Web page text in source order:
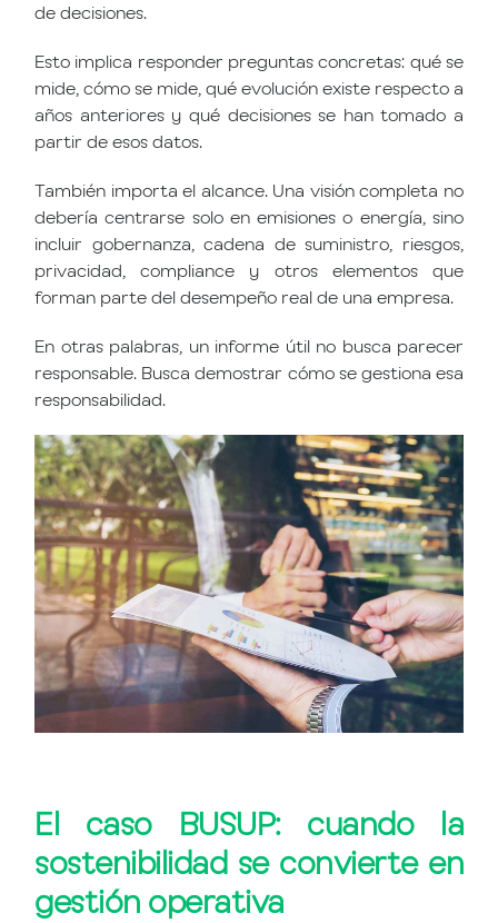
de decisiones.
Esto implica responder preguntas concretas: qué se
mide, cómo se mide, qué evolución existe respecto a
años anteriores y qué decisiones se han tomado a
partir de esos datos.
También importa el alcance. Una visión completa no
debería centrarse solo en emisiones o energía, sino
incluir gobernanza, cadena de suministro, riesgos,
privacidad, compliance y otros elementos que
forman parte del desempeño real de una empresa.
En otras palabras, un informe útil no busca parecer
responsable. Busca demostrar cómo se gestiona esa
responsabilidad.
El caso BUSUP: cuando la
sostenibilidad se convierte en
gestión operativa